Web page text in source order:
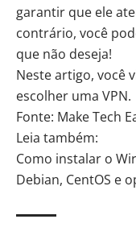
garantir que ele
contrário, você
que não deseja!
Neste artigo, você
escolher uma VPN.
Fonte: Make Tech
Leia também:
Como instalar o
Debian, CentOS e